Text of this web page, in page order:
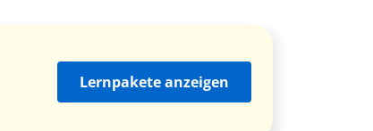
Lernpakete anzeigen